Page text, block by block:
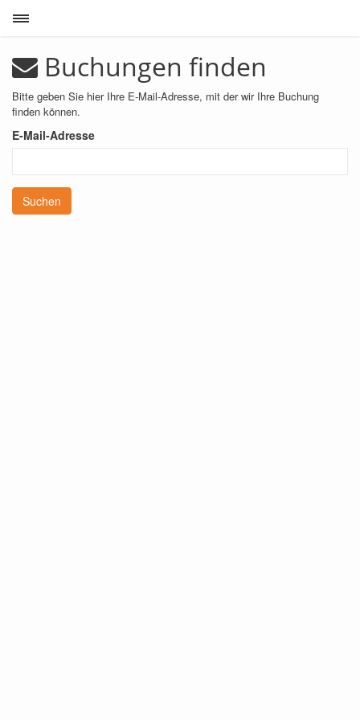
Toggle sidebar
Buchungen finden
Bitte geben Sie hier Ihre E-Mail-Adresse, mit der wir Ihre Buchung
finden können.
E-Mail-Adresse
Suchen